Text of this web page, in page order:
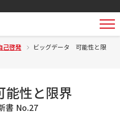
己啓発
ビッグデータ 可能性と限
性と限界
書 No.27